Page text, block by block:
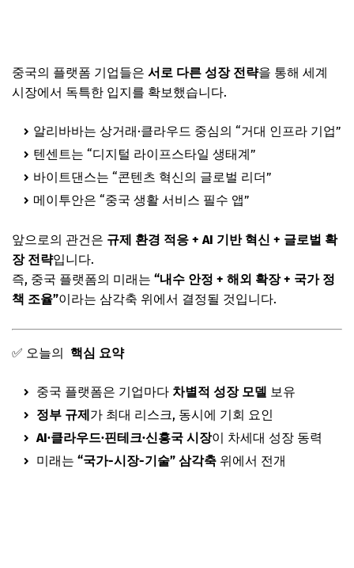
중국의 플랫폼 기업들은 서로 다른 성장 전략을 통해 세계
시장에서 독특한 입지를 확보했습니다.
알리바바는 상거래·클라우드 중심의 “거대 인프라 기업”
텐센트는 “디지털 라이프스타일 생태계”
바이트댄스는 “콘텐츠 혁신의 글로벌 리더”
메이투안은 “중국 생활 서비스 필수 앱”
앞으로의 관건은 규제 환경 적응 + AI 기반 혁신 + 글로벌 확
장 전략입니다.
즉, 중국 플랫폼의 미래는 “내수 안정 + 해외 확장 + 국가 정
책 조율”이라는 삼각축 위에서 결정될 것입니다.
✅ 오늘의 핵심 요약
중국 플랫폼은 기업마다 차별적 성장 모델 보유
정부 규제가 최대 리스크, 동시에 기회 요인
AI·클라우드·핀테크·신흥국 시장이 차세대 성장 동력
미래는 “국가-시장-기술” 삼각축 위에서 전개